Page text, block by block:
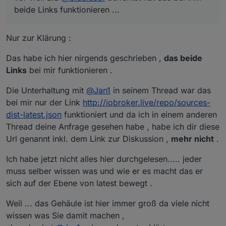
wurde. Also war Internet da aber der ioBroker hat sie
nicht oder fehlerhaft empfangen.
Diese scheint auch zu funktionieren - jedoch ahtte ich
mit das heute mal genauer angesehen weil ich gefühlt
checkpresence# gestoßen. Dieser Adapter hat bei mir
der anderen Repo bereits als LATEST 1.0.0 vorliegen,
wird mir aber nicht zum Update vorgeschlagen. 0.3.0
http://iobroker.live/repo/sources-dist-latest.json
verwende und der Adapter nicht zum Update
Wo sieht man eigentlich welche repo gerade die
funktionieren ... Wie gesagt, irgendwie kommt mir das
bei ihm beide Links funktionieren ...
ich kürzlich neu bekommen, sollte aber genau so
ist dann ist alles OK. Ansonsten würde mich
interessieren woran das liegen kann ...
Viele Grüße,
beide Links funktionieren ...
Nur zur Klärung :
Das habe ich hier nirgends geschrieben , das beide
Links bei mir funktionieren .
Die Unterhaltung mit @Jan1 in seinem Thread war das
bei mir nur der Link http://iobroker.live/repo/sources-
dist-latest.json funktioniert und da ich in einem anderen
Thread deine Anfrage gesehen habe , habe ich dir diese
Url genannt inkl. dem Link zur Diskussion , mehr nicht .
Ich habe jetzt nicht alles hier durchgelesen..... jeder
muss selber wissen was und wie er es macht das er
sich auf der Ebene von latest bewegt .
Weil ... das Gehäule ist hier immer groß da viele nicht
wissen was Sie damit machen ,